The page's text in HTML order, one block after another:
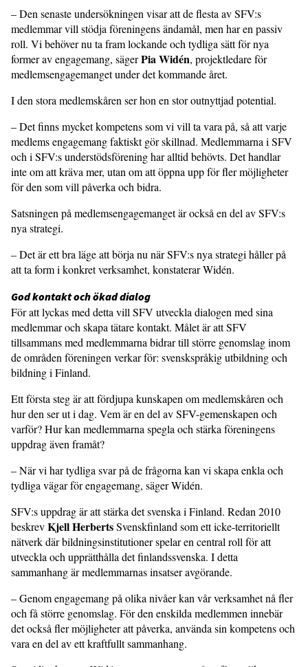
– Den senaste undersökningen visar att de flesta av SFV:s
medlemmar vill stödja föreningens ändamål, men har en passiv
roll. Vi behöver nu ta fram lockande och tydliga sätt för nya
former av engagemang, sägerPia Widén, projektledare för
medlemsengagemanget under det kommande året.
I den stora medlemskåren ser hon en stor outnyttjad potential.
– Det finns mycket kompetens som vi vill ta vara på, så att varje
medlems engagemang faktiskt gör skillnad. Medlemmarna i SFV
och i SFV:s understödsförening har alltid behövts. Det handlar
inte om att kräva mer, utan om att öppna upp för fler möjligheter
för den som vill påverka och bidra.
Satsningen på medlemsengagemanget är också en del av SFV:s
nya strategi.
– Det är ett bra läge att börja nu när SFV:s nya strategi håller på
att ta form i konkret verksamhet, konstaterar Widén.
God kontakt och ökad dialog
För att lyckas med detta vill SFV utveckla dialogen med sina
medlemmar och skapa tätare kontakt. Målet är att SFV
tillsammans med medlemmarna bidrar till större genomslag inom
de områden föreningen verkar för: svenskspråkig utbildning och
bildning i Finland.
Ett första steg är att fördjupa kunskapen om medlemskåren och
hur den ser ut i dag. Vem är en del av SFV-gemenskapen och
varför? Hur kan medlemmarna spegla och stärka föreningens
uppdrag även framåt?
– När vi har tydliga svar på de frågorna kan vi skapa enkla och
tydliga vägar för engagemang, säger Widén.
SFV:s uppdrag är att stärka det svenska i Finland. Redan 2010
beskrevKjell HerbertsSvenskfinland som ett icke-territoriellt
nätverk där bildningsinstitutioner spelar en central roll för att
utveckla och upprätthålla det finlandssvenska. I detta
sammanhang är medlemmarnas insatser avgörande.
– Genom engagemang på olika nivåer kan vår verksamhet nå fler
och få större genomslag. För den enskilda medlemmen innebär
det också fler möjligheter att påverka, använda sin kompetens och
vara en del av ett kraftfullt sammanhang.